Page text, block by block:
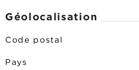
Géolocalisation
Code postal
Pays